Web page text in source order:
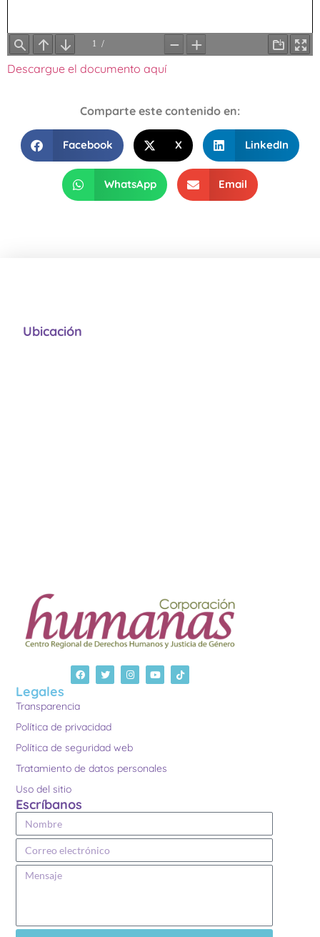
Descargue el documento aquí
Comparte este contenido en:
Facebook X LinkedIn
WhatsApp Email
Legales
Transparencia
Política de privacidad
Política de seguridad web
Tratamiento de datos personales
Uso del sitio
Escríbanos
Ubicación